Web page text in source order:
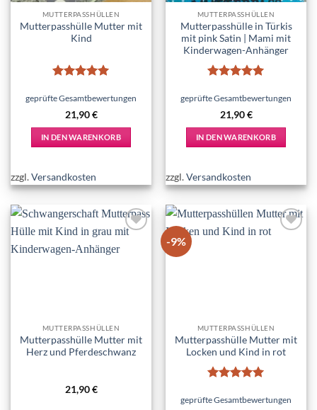
MUTTERPASSHÜLLEN
Mutterpasshülle Mutter mit
Kind
mit5von
geprüfte Gesamtbewertungen
21,90€
IN DEN WARENKORB
zzgl.Versandkosten
MUTTERPASSHÜLLEN
Mutterpasshülle in Türkis
mit pink Satin | Mami mit
Kinderwagen-Anhänger
mit5von
geprüfte Gesamtbewertungen
21,90€
IN DEN WARENKORB
zzgl.Versandkosten
wishlist
MUTTERPASSHÜLLEN
Mutterpasshülle Mutter mit
Herz und Pferdeschwanz
21,90€
-9%
MUTTERPASSHÜLLEN
Mutterpasshülle Mutter mit
Locken und Kind in rot
mit5von
geprüfte Gesamtbewertungen